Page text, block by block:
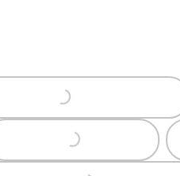
Loading...
Loading...